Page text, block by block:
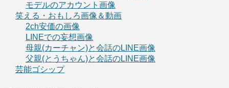
モデルのアカウント画像
笑える・おもしろ画像＆動画
2ch安価の画像
LINEでの妄想画像
母親(カーチャン)と会話のLINE画像
父親(とうちゃん)と会話のLINE画像
芸能ゴシップ